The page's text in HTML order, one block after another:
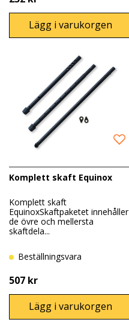
Lägg i varukorgen
Komplett skaft Equinox
Komplett skaft
EquinoxSkaftpaketet innehåller
de övre och mellersta
skaftdela...
Beställningsvara
507 kr
Lägg i varukorgen